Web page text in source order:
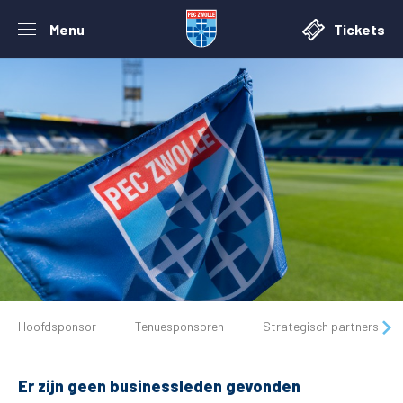
Menu Tickets
Tickets
Matchdays
Hoofdsponsor Tenuesponsoren Strategisch partners
Er zijn geen businessleden gevonden